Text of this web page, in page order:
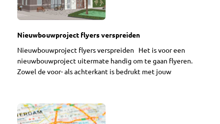
Nieuwbouwproject flyers verspreiden
Nieuwbouwproject flyers verspreiden Het is voor een
nieuwbouwproject uitermate handig om te gaan flyeren.
Zowel de voor- als achterkant is bedrukt met jouw